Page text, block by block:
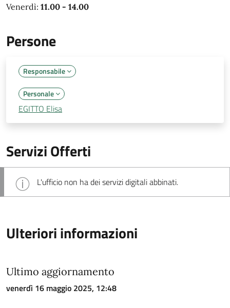
Venerdì: 11.00 - 14.00
Persone
Responsabile
Personale
EGITTO Elisa
Servizi Offerti
L'ufficio non ha dei servizi digitali abbinati.
Ulteriori informazioni
Ultimo aggiornamento
venerdì 16 maggio 2025, 12:48